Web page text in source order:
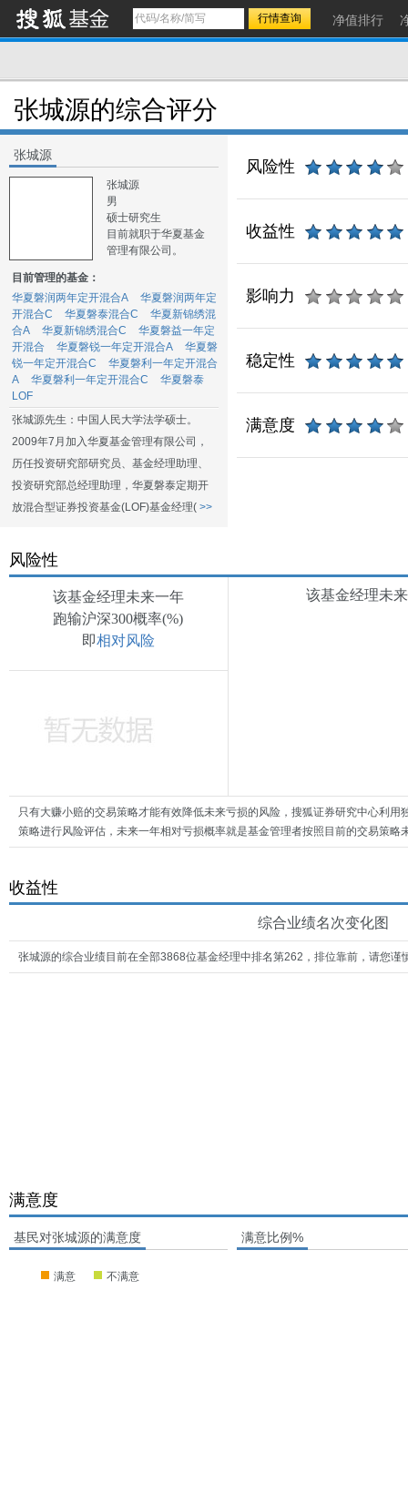
净值排行
张城源的综合评分
张城源
张城源
男
硕士研究生
目前就职于华夏基金
管理有限公司。
目前管理的基金：
华夏磐润两年定开混合A
华夏磐润两年定
开混合C
华夏磐泰混合C
华夏新锦绣混
合A
华夏新锦绣混合C
华夏磐益一年定
开混合
华夏磐锐一年定开混合A
华夏磐
锐一年定开混合C
华夏磐利一年定开混合
A
华夏磐利一年定开混合C
华夏磐泰
LOF
张城源先生：中国人民大学法学硕士。
2009年7月加入华夏基金管理有限公司，
历任投资研究部研究员、基金经理助理、
投资研究部总经理助理，华夏磐泰定期开
放混合型证券投资基金(LOF)基金经理( >>
风险性
收益性
影响力
稳定性
满意度
风险性
该基金经理未来一年
跑输沪深300概率(%)
即相对风险
该基金经理未
只有大赚小赔的交易策略才能有效降低未来亏损的风险，搜狐证券研究中心利
策略进行风险评估，未来一年相对亏损概率就是基金管理者按照目前的交易策略
收益性
综合业绩名次变化图
张城源的综合业绩目前在全部3868位基金经理中排名第262，排位靠前，请您谨
满意度
基民对张城源的满意度
满意 不满意
满意比例%